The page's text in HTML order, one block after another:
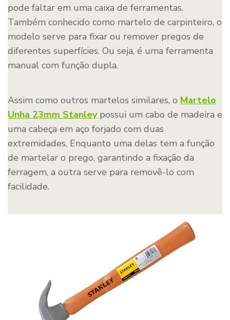
pode faltar em uma caixa de ferramentas.
Também conhecido como martelo de carpinteiro, o
modelo serve para fixar ou remover pregos de
diferentes superfícies. Ou seja, é uma ferramenta
manual com função dupla.
Assim como outros martelos similares, o Martelo
Unha 23mm Stanleypossui um cabo de madeira e
uma cabeça em aço forjado com duas
extremidades. Enquanto uma delas tem a função
de martelar o prego, garantindo a fixação da
ferragem, a outra serve para removê-lo com
facilidade.